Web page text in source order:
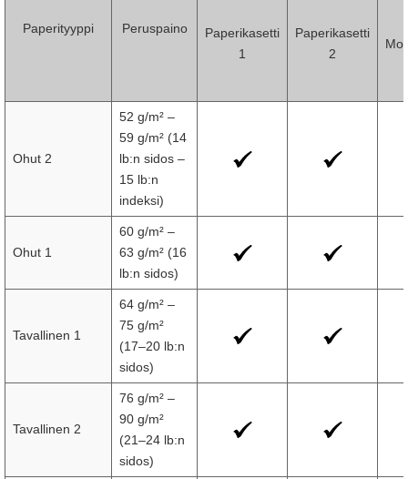
Paperityyppi Peruspaino
Paperikasetti
1
Paperikasetti
2
Ohut 2
52 g/m² –
59 g/m² (14
lb:n sidos –
15 lb:n
indeksi)
Ohut 1
60 g/m² –
63 g/m² (16
lb:n sidos)
Tavallinen 1
64 g/m² –
75 g/m²
(17–20 lb:n
sidos)
Tavallinen 2
76 g/m² –
90 g/m²
(21–24 lb:n
sidos)